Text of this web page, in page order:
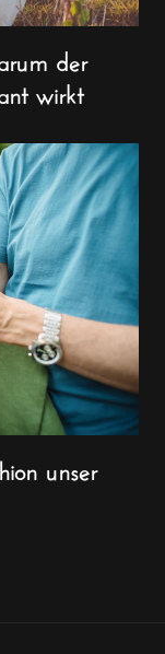
der
wirkt
unser